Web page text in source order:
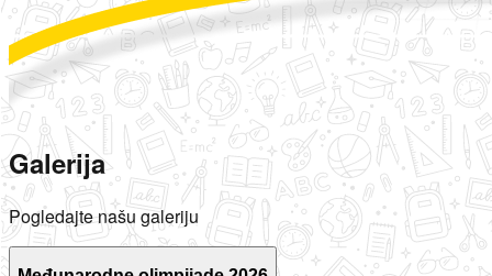
Galerija
Pogledajte našu galeriju